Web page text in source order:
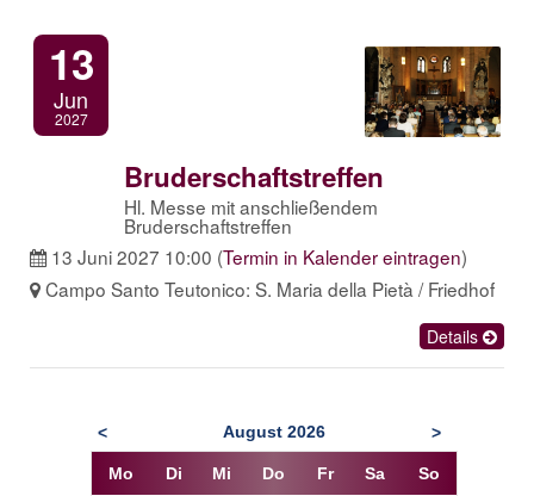
13
Jun
2027
Bruderschaftstreffen
Hl. Messe mit anschließendem
Bruderschaftstreffen
13 Juni 2027 10:00 (Termin in Kalender eintragen)
Campo Santo Teutonico: S. Maria della Pietà / Friedhof
Details
< >
August 2026
Mo Di Mi Do Fr Sa So